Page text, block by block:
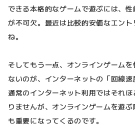
できる本格的なゲームで遊ぶには、
が不可欠。最近は比較的安価なエン
ね。
そしてもう一点、オンラインゲーム
ないのが、インターネットの「回線速
通常のインターネット利用ではそれ
りませんが、オンラインゲームを遊
も重要になってくるのです。